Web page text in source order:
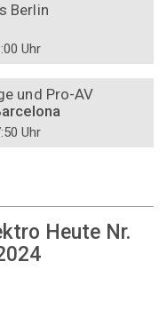
Berlin
Uhr
und Pro-AV
Uhr
Heute Nr.